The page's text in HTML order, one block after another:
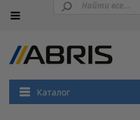
Каталог